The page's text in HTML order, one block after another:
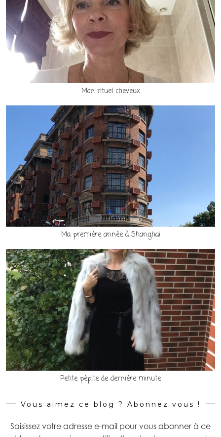
Mon rituel cheveux
Ma première année à Shanghai
Petite pépite de dernière minute
Vous aimez ce blog ? Abonnez vous !
Saisissez votre adresse e-mail pour vous abonner à ce